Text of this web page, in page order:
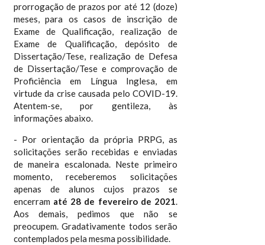
prorrogação de prazos por até 12 (doze)
meses, para os casos de inscrição de
Exame de Qualificação, realização de
Exame de Qualificação, depósito de
Dissertação/Tese, realização de Defesa
de Dissertação/Tese e comprovação de
Proficiência em Língua Inglesa, em
virtude da crise causada pelo COVID-19.
Atentem-se, por gentileza, às
informações abaixo.
- Por orientação da própria PRPG, as
solicitações serão recebidas e enviadas
de maneira escalonada. Neste primeiro
momento, receberemos solicitações
apenas de alunos cujos prazos se
encerram até 28 de fevereiro de 2021.
Aos demais, pedimos que não se
preocupem. Gradativamente todos serão
contemplados pela mesma possibilidade.